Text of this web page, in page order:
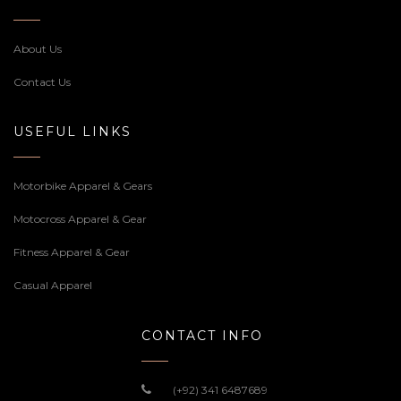
About Us
Contact Us
USEFUL LINKS
Motorbike Apparel & Gears
Motocross Apparel & Gear
Fitness Apparel & Gear
Casual Apparel
CONTACT INFO
(+92) 341 6487689